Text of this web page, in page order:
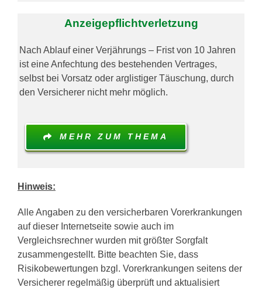
Anzeigepflichtverletzung
Nach Ablauf einer Verjährungs – Frist von 10 Jahren
ist eine Anfechtung des bestehenden Vertrages,
selbst bei Vorsatz oder arglistiger Täuschung, durch
den Versicherer nicht mehr möglich.
MEHR ZUM THEMA
Hinweis:
Alle Angaben zu den versicherbaren Vorerkrankungen
auf dieser Internetseite sowie auch im
Vergleichsrechner wurden mit größter Sorgfalt
zusammengestellt. Bitte beachten Sie, dass
Risikobewertungen bzgl. Vorerkrankungen seitens der
Versicherer regelmäßig überprüft und aktualisiert